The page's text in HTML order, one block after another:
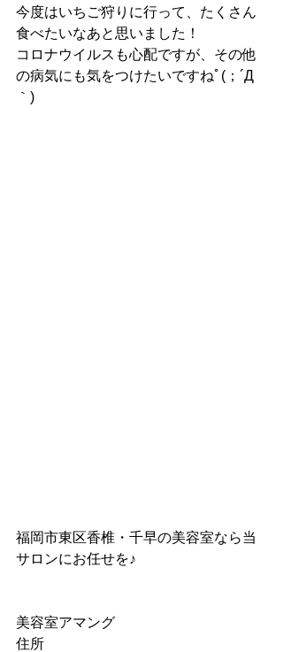
今度はいちご狩りに行って、たくさん
食べたいなあと思いました！
コロナウイルスも心配ですが、その他
の病気にも気をつけたいですねﾟ(；´Д
｀)
福岡市東区香椎・千早の美容室なら当
サロンにお任せを♪
美容室アマング
住所